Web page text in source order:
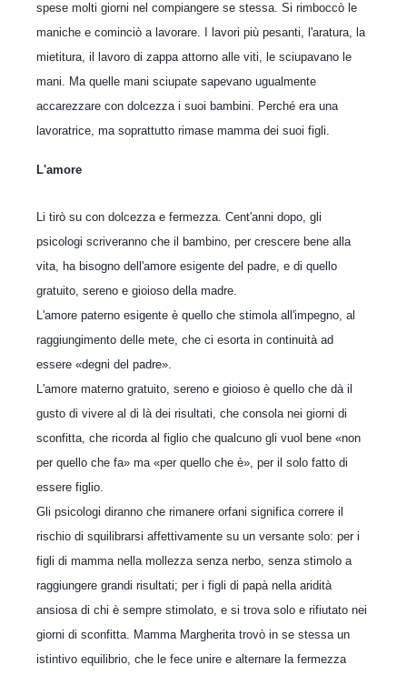
spese molti giorni nel compiangere se stes­sa. Si rimboccò le
maniche e cominciò a lavorare. I lavori più pesanti, l'aratura, la
mietitura, il lavoro di zappa attorno alle viti, le sciupavano le
mani. Ma quelle mani sciupate sapevano ugualmente
accarezzare con dolcezza i suoi bambini. Per­ché era una
lavoratrice, ma soprattutto rimase mamma dei suoi figli.
L'amore
Li tirò su con dolcezza e fermezza. Cent'anni dopo, gli
psicologi scriveranno che il bambino, per crescere bene alla
vita, ha bisogno dell'amore esigente del padre, e di quello
gratuito, sereno e gioioso della madre.
L'amore paterno esigente è quello che stimola all'impegno, al
raggiungimento delle mete, che ci esorta in continuità ad
essere «degni del padre».
L'amore materno gratuito, sereno e gioioso è quello che dà il
gusto di vivere al di là dei risultati, che consola nei giorni di
sconfitta, che ricorda al figlio che qual­cuno gli vuol bene «non
per quello che fa» ma «per quello che è», per il solo fatto di
essere figlio.
Gli psicologi diranno che rimanere orfani significa correre il
rischio di squilibrarsi affettivamente su un versante solo: per i
figli di mamma nella mollezza senza nerbo, senza stimolo a
raggiungere grandi risultati; per i figli di papà nella aridità
ansiosa di chi è sempre stimolato, e si trova solo e rifiutato nei
giorni di sconfitta. Mamma Margherita trovò in se stessa un
istintivo equilibrio, che le fece unire e alternare la fermezza